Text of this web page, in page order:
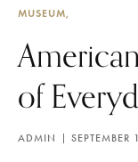
MUSEUM
of
ADMIN